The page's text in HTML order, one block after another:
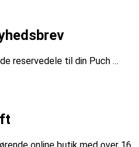
reservedele til din Puch …